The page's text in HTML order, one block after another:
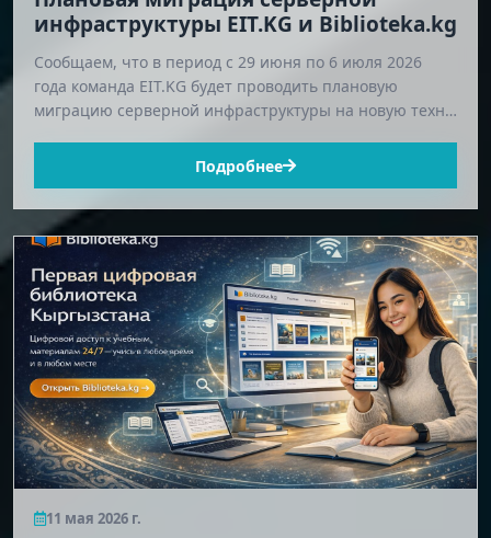
инфраструктуры EIT.KG и Biblioteka.kg
Сообщаем, что в период с 29 июня по 6 июля 2026
года команда EIT.KG будет проводить плановую
миграцию серверной инфраструктуры на новую техн…
Подробнее
11 мая 2026 г.